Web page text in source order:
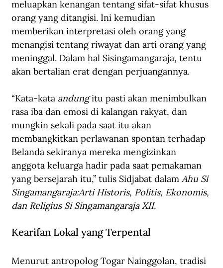
meluapkan kenangan tentang sifat-sifat khusus
orang yang ditangisi. Ini kemudian
memberikan interpretasi oleh orang yang
menangisi tentang riwayat dan arti orang yang
meninggal. Dalam hal Sisingamangaraja, tentu
akan bertalian erat dengan perjuangannya.
“Kata-kata andung itu pasti akan menimbulkan
rasa iba dan emosi di kalangan rakyat, dan
mungkin sekali pada saat itu akan
membangkitkan perlawanan spontan terhadap
Belanda sekiranya mereka mengizinkan
anggota keluarga hadir pada saat pemakaman
yang bersejarah itu,” tulis Sidjabat dalam Ahu Si
Singamangaraja:Arti Historis, Politis, Ekonomis,
dan Religius Si Singamangaraja XII.
Kearifan Lokal yang Terpental
Menurut antropolog Togar Nainggolan, tradisi